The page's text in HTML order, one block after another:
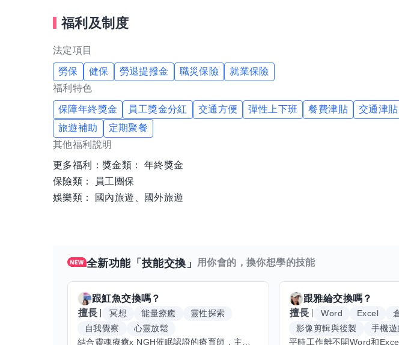
福利及制度
法定項目
勞保 健保 勞退提撥金 職災保險
就業保險
福利特色
保障年終獎金 員工獎金分紅 交通方便 彈性上下班 餐費津貼 交通津貼
旅遊補助
定期聚餐
其他福利說明
更多福利：獎金類： 年終獎金
保險類： 員工團保
娛樂類： 國內旅遊、國外旅遊
全新功能「技能交換」 用你會的，換你想學的技能
跟魟魚交換嗎？
擅長
冥想 能量療癒
靈性探索
自我覺察
心靈放鬆
跟雅綸交換嗎？
擅長
Word Excel
影像剪輯與後製
手機遊